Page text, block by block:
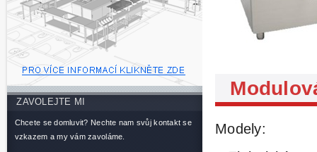
ZAVOLEJTE MI
Chcete se domluvit? Nechte nam svůj kontakt se
vzkazem a my vám zavoláme.
Modely: